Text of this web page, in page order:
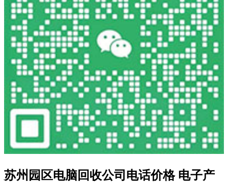
苏州园区电脑回收公司电话价格 电子产